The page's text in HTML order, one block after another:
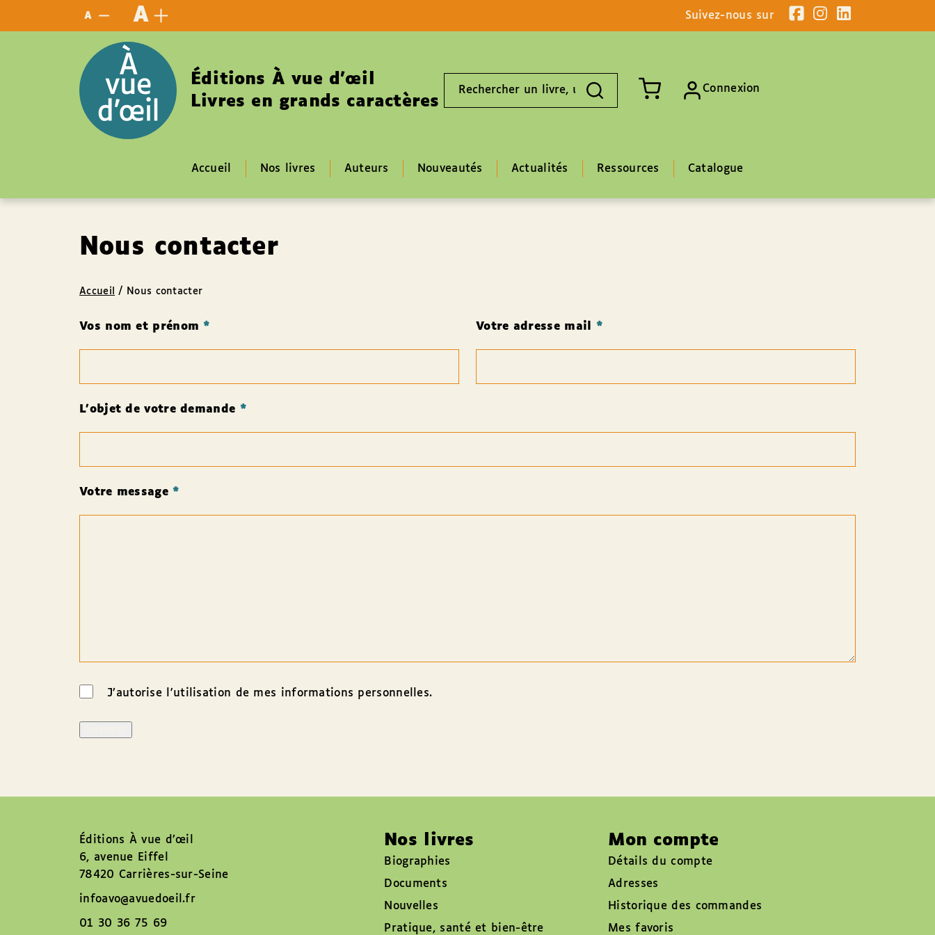
A A Suivez-nous sur
Éditions À vue d’œil
Livres en grands caractères livre,
Connexion
Accueil Nos livres Auteurs Nouveautés Actualités Ressources Catalogue
Nous contacter
Accueil / Nous contacter
Vos nom et prénom* Votre adresse mail *
L'objet de votre demande *
Votre message*
J’autorise l'utilisation de mes informations personnelles.
Éditions À vue d’œil
6, avenue Eiffel
78420 Carrières-sur-Seine
infoavo@avuedoeil.fr
01 30 36 75 69
Nos livres
Biographies
Documents
Nouvelles
Pratique, santé et bien-être
Mon compte
Détails du compte
Adresses
Historique des commandes
Mes favoris
Panneau de gestion des cookies